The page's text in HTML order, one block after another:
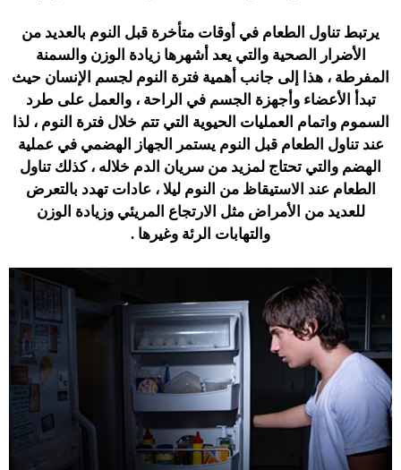
يرتبط تناول الطعام في أوقات متأخرة قبل النوم بالعديد من
الأضرار الصحية والتي يعد أشهرها زيادة الوزن والسمنة
المفرطة ، هذا إلى جانب أهمية فترة النوم لجسم الإنسان حيث
تبدأ الأعضاء وأجهزة الجسم في الراحة ، والعمل على طرد
السموم واتمام العمليات الحيوية التي تتم خلال فترة النوم ، لذا
عند تناول الطعام قبل النوم يستمر الجهاز الهضمي في عملية
الهضم والتي تحتاج لمزيد من سريان الدم خلاله ، كذلك تناول
الطعام عند الاستيقاظ من النوم ليلا ، عادات تهدد بالتعرض
للعديد من الأمراض مثل الارتجاع المريئي وزيادة الوزن
والتهابات الرئة وغيرها .